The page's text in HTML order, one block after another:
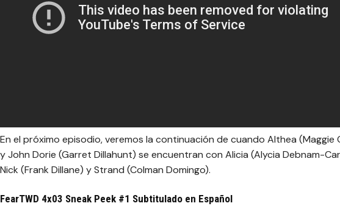
En el próximo episodio, veremos la continuación de cuando Althea (Maggie
y John Dorie (Garret Dillahunt) se encuentran con Alicia (Alycia Debnam-
Nick (Frank Dillane) y Strand (Colman Domingo).
FearTWD 4x03 Sneak Peek #1 Subtitulado en Español